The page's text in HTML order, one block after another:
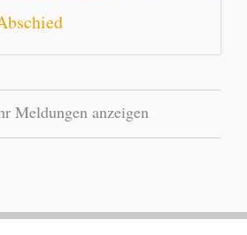
Meldungen anzeigen